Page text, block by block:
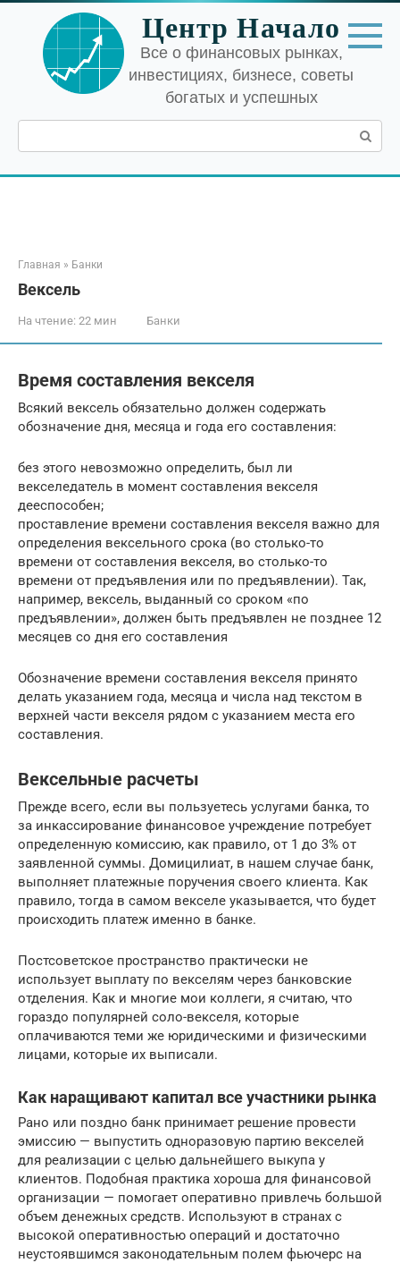
Перейти
контенту
Центр Начало
Все о финансовых рынках,
инвестициях, бизнесе, советы
богатых и успешных
Поиск:
Главная » Банки
Вексель
На чтение: 22 мин Банки
Время составления векселя
Всякий вексель обязательно должен содержать
обозначение дня, месяца и года его составления:
без этого невозможно определить, был ли
векселедатель в момент составления векселя
дееспособен;
проставление времени составления векселя важно для
определения вексельного срока (во столько-то
времени от составления векселя, во столько-то
времени от предъявления или по предъявлении). Так,
например, вексель, выданный со сроком «по
предъявлении», должен быть предъявлен не позднее 12
месяцев со дня его составления
Обозначение времени составления векселя принято
делать указанием года, месяца и числа над текстом в
верхней части векселя рядом с указанием места его
составления.
Вексельные расчеты
Прежде всего, если вы пользуетесь услугами банка, то
за инкассирование финансовое учреждение потребует
определенную комиссию, как правило, от 1 до 3% от
заявленной суммы. Домицилиат, в нашем случае банк,
выполняет платежные поручения своего клиента. Как
правило, тогда в самом векселе указывается, что будет
происходить платеж именно в банке.
Постсоветское пространство практически не
использует выплату по векселям через банковские
отделения. Как и многие мои коллеги, я считаю, что
гораздо популярней соло-векселя, которые
оплачиваются теми же юридическими и физическими
лицами, которые их выписали.
Как наращивают капитал все участники рынка
Рано или поздно банк принимает решение провести
эмиссию — выпустить одноразовую партию векселей
для реализации с целью дальнейшего выкупа у
клиентов. Подобная практика хороша для финансовой
организации — помогает оперативно привлечь большой
объем денежных средств. Используют в странах с
высокой оперативностью операций и достаточно
неустоявшимся законодательным полем фьючерс на